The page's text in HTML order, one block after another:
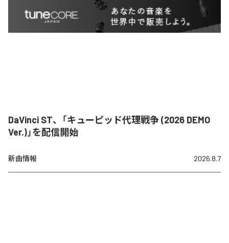
DaVinci ST、「キューピッド代理戦争 (2026 DEMO
Ver.)」を配信開始
新曲情報 2026.8.7